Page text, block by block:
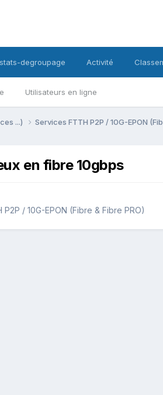
Utilisateurs en ligne
stats-degroupage Activité
...) Services FTTH P2P / 10G-EPON
en fibre 10gbps
/ 10G-EPON (Fibre & Fibre PRO)